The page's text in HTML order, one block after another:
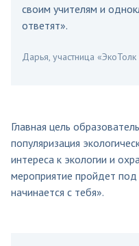
своим учителям и
ответят».
Дарья, участница
Главная цель
популяризация
интереса к экологии и
мероприятие пройдет
начинается с тебя».